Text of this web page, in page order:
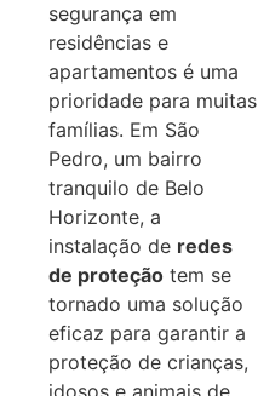
segurança em
residências e
apartamentos é uma
prioridade para muitas
famílias. Em São
Pedro, um bairro
tranquilo de Belo
Horizonte, a
instalação de redes
de proteção tem se
tornado uma solução
eficaz para garantir a
proteção de crianças,